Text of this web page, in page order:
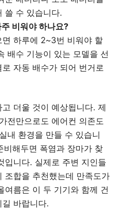
쓸 수 있습니다.
비워야 하나요?
면 하루에 2~3번 비워야 할
배수 기능이 있는 모델을 선
자동 배수가 되어 번거로
더울 것이 예상됩니다. 제
전만으로도 에어컨 의존도
내 환경을 만들 수 있습니
비해두면 폭염과 장마가 찾
입니다. 실제로 주변 지인들
조합을 추천했는데 만족도가
여름은 이 두 기기와 함께 건
바랍니다.